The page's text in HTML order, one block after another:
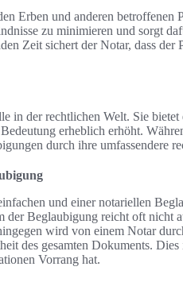
Erben und anderen betroffenen
zu minimieren und sorgt
Zeit sichert der Notar, dass der
in der rechtlichen Welt. Sie
erheblich erhöht.
durch ihre umfassendere
und einer notariellen
Beglaubigung reicht oft nicht
wird von einem Notar
des gesamten Dokuments.
Vorrang hat.